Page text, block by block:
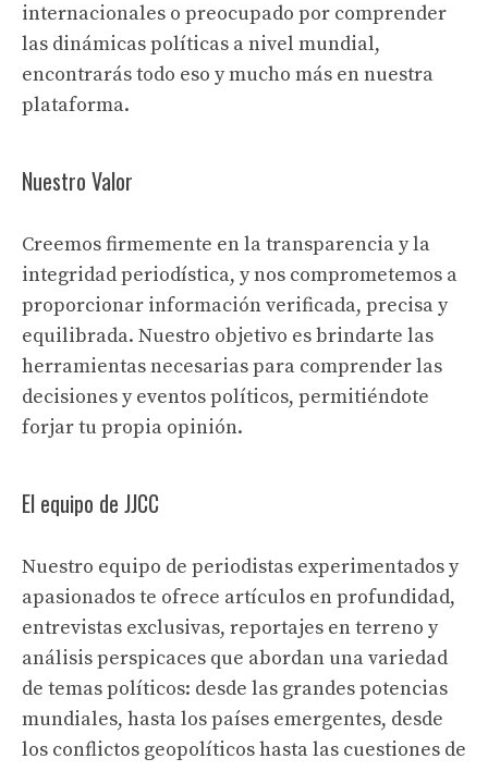
internacionales o preocupado por comprender
las dinámicas políticas a nivel mundial,
encontrarás todo eso y mucho más en nuestra
plataforma.
Nuestro Valor
Creemos firmemente en la transparencia y la
integridad periodística, y nos comprometemos a
proporcionar información verificada, precisa y
equilibrada. Nuestro objetivo es brindarte las
herramientas necesarias para comprender las
decisiones y eventos políticos, permitiéndote
forjar tu propia opinión.
El equipo de JJCC
Nuestro equipo de periodistas experimentados y
apasionados te ofrece artículos en profundidad,
entrevistas exclusivas, reportajes en terreno y
análisis perspicaces que abordan una variedad
de temas políticos: desde las grandes potencias
mundiales, hasta los países emergentes, desde
los conflictos geopolíticos hasta las cuestiones de